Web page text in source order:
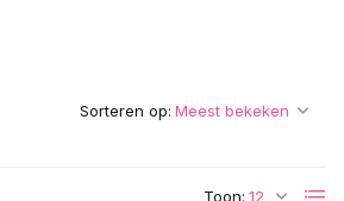
Toon:
Sorteren op: